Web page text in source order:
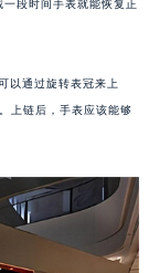
段时间手表就能恢复正
以通过旋转表冠来上
上链后，手表应该能够